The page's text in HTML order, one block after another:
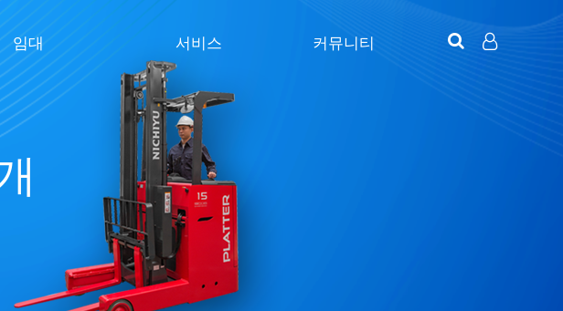
임대
임대차납품현장
서비스
타이어1
타이어2
충전기
렌탈서비스
커뮤니티